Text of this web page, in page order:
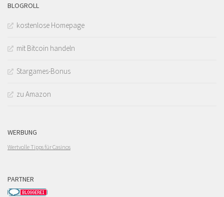
BLOGROLL
kostenlose Homepage
mit Bitcoin handeln
Stargames-Bonus
zu Amazon
WERBUNG
Wertvolle Tipps für Casinos
PARTNER